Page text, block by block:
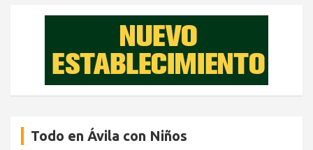
Todo en Ávila con Niños